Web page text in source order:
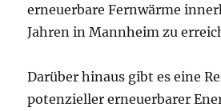
erneuerbare Fernwärme
Jahren in Mannheim zu
Darüber hinaus gibt es eine
potenzieller erneuerbarer